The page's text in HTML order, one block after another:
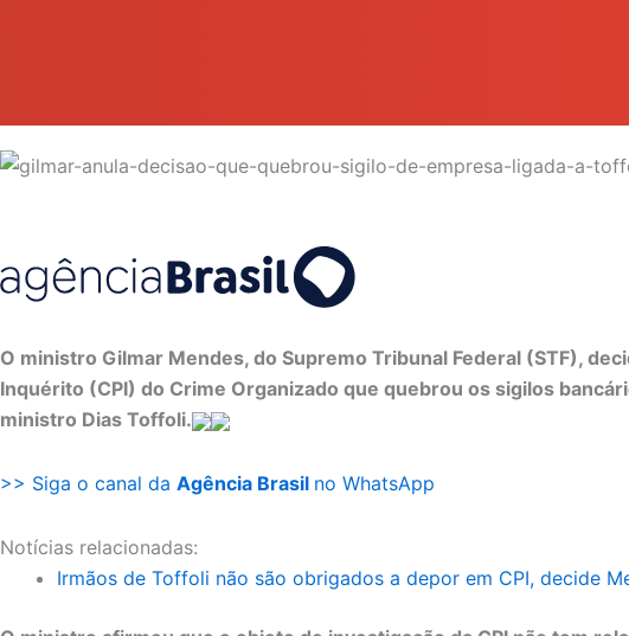
O ministro Gilmar Mendes, do Supremo Tribunal Federal (STF),
Inquérito (CPI) do Crime Organizado que quebrou os sigilos
ministro Dias Toffoli.
>> Siga o canal da Agência Brasil no WhatsApp
Notícias relacionadas:
Irmãos de Toffoli não são obrigados a depor em CPI, decide